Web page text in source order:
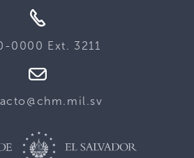
0000 Ext. 3211